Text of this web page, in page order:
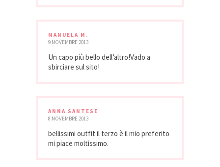
MANUELA M.
9 NOVEMBRE 2013
Un capo più bello dell’altro!Vado a
sbirciare sul sito!
ANNA SANTESE
8 NOVEMBRE 2013
bellissimi outfit il terzo è il mio preferito
mi piace moltissimo.